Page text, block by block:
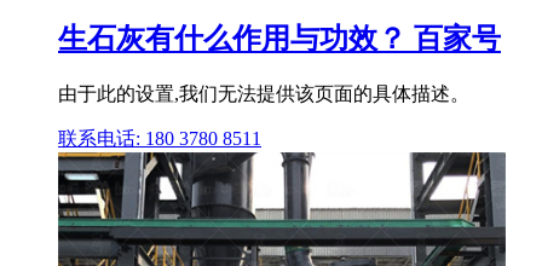
生石灰有什么作用与功效？ 百家号
由于此的设置,我们无法提供该页面的具体描述。
联系电话: 180 3780 8511